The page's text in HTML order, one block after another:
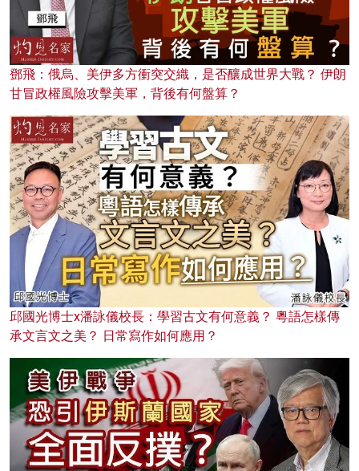
鄧飛：俄烏、美伊多方衝突交織，是否釀成世界大戰？ 伊朗
甘冒政權風險攻擊美軍，背後有何盤算？
邱國光博士x潘詠儀校長：學習古文有何意義？ 粵語怎樣傳
承文言文之美？ 日常寫作如何應用？